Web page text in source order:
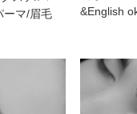
ーマ/眉毛
&English